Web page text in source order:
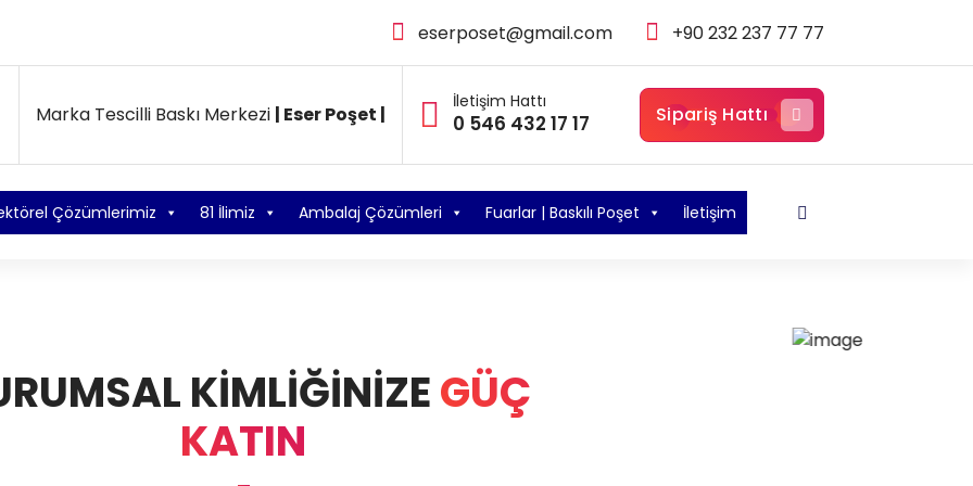
eserposet@gmail.com +90 232 237 77 77
Marka Tescilli Baskı Merkezi | Eser Poşet |
İletişim Hattı
0 546 432 17 17 Sipariş Hattı
Çözümlerimiz 81 İlimiz Ambalaj Çözümleri Fuarlar | Baskılı Poşet İletişim
KİMLİĞİNİZEGÜÇ
KATIN